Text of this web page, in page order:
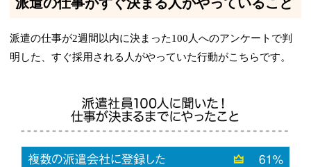
派遣の仕事が2週間以内に決まった100人へのアンケートで判
明した、すぐ採用される人がやっていた行動がこちらです。